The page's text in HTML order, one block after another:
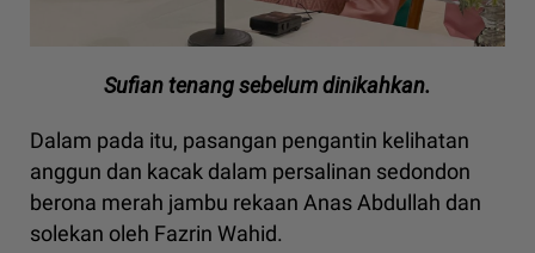
Sufian tenang sebelum dinikahkan.
Dalam pada itu, pasangan pengantin kelihatan
anggun dan kacak dalam persalinan sedondon
berona merah jambu rekaan Anas Abdullah dan
solekan oleh Fazrin Wahid.